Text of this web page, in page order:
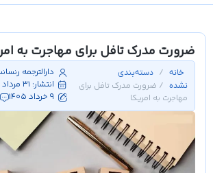
ضرورت مدرک تافل برای مهاجرت به
خانه / دسته‌بندی
نشده / ضرورت مدرک تافل برای
مهاجرت به امریکا
دارالترجمه
انتشار: 31 مرداد 1402
9 خرداد 1405